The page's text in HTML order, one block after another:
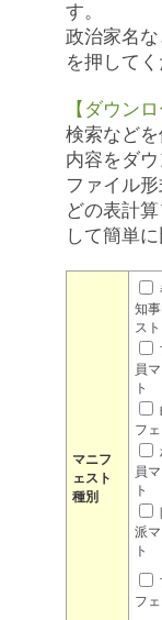
す。
政治家名
を押してく
【ダウンロ
検索など
内容をダウ
ファイル
どの表計
して簡単
マニフ
ェスト
種別
知
スト
員
ト
フ
員
ト
派
ト
フ